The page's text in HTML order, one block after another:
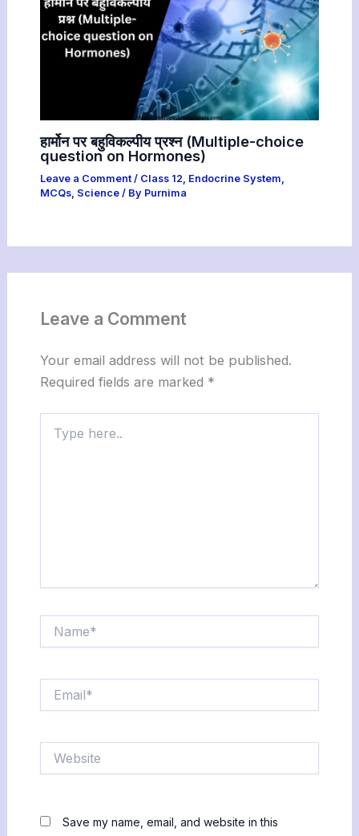
हार्मोन पर बहुविकल्पीय प्रश्न (Multiple-choice
question on Hormones)
Leave a Comment / Class 12 Endocrine System
MCQs, Science/ By Purnima
Leave a Comment
Your email address will not be published.
Required fields are marked *
here..
Save my name, email, and website in this